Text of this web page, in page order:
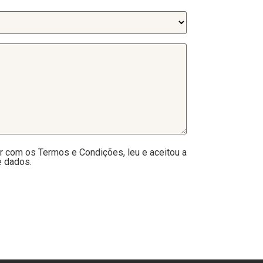
com os Termos e Condições, leu e aceitou a
dados.